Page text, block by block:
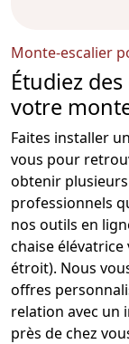
Monte-escalier
Étudiez
votre
Faites installer un
vous pour
obtenir
professionnels
nos outils en
chaise
étroit). Nous
offres
relation avec un
près de chez